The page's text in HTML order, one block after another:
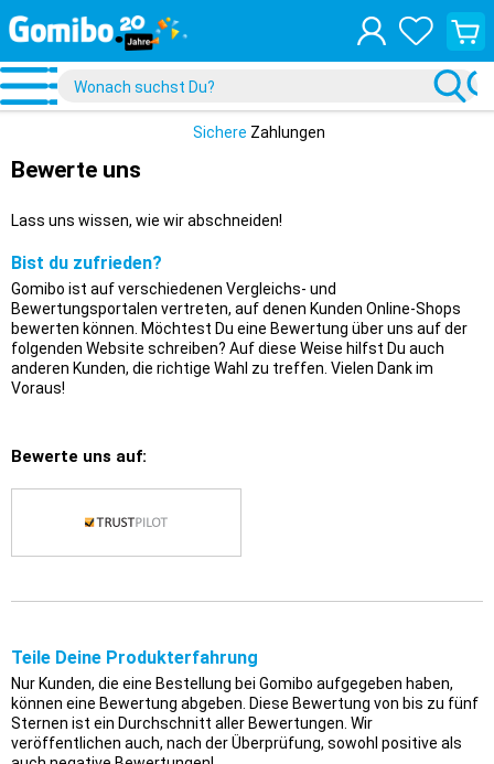
Sichere Zahlungen
Bewerte uns
Lass uns wissen, wie wir abschneiden!
Bist du zufrieden?
Gomibo ist auf verschiedenen Vergleichs- und
Bewertungsportalen vertreten, auf denen Kunden Online-Shops
bewerten können. Möchtest Du eine Bewertung über uns auf der
folgenden Website schreiben? Auf diese Weise hilfst Du auch
anderen Kunden, die richtige Wahl zu treffen. Vielen Dank im
Voraus!
Bewerte uns auf:
Teile Deine Produkterfahrung
Nur Kunden, die eine Bestellung bei Gomibo aufgegeben haben,
können eine Bewertung abgeben. Diese Bewertung von bis zu fünf
Sternen ist ein Durchschnitt aller Bewertungen. Wir
veröffentlichen auch, nach der Überprüfung, sowohl positive als